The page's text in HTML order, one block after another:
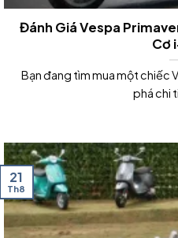
Đánh Giá Vespa
Cơ
Bạn đang tìm mua một chiếc
phá chi
21
Th8